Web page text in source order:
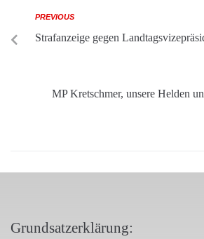
PREVIOUS
Strafanzeige gegen
MP Kretschmer, unsere Helden
Grundsatzerklärung: